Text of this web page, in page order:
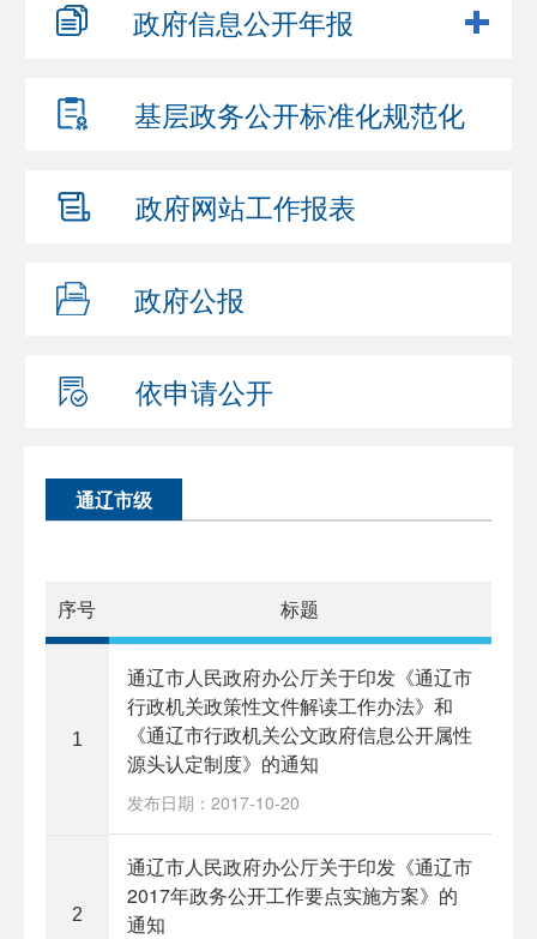
政府信息公开年报
基层政务公开标准化规范化
政府网站工作报表
政府公报
依申请公开
通辽市级
序号 标题
1
通辽市人民政府办公厅关于印发《通辽市
行政机关政策性文件解读工作办法》和
《通辽市行政机关公文政府信息公开属性
源头认定制度》的通知
发布日期：2017-10-20
2
通辽市人民政府办公厅关于印发《通辽市
2017年政务公开工作要点实施方案》的
通知